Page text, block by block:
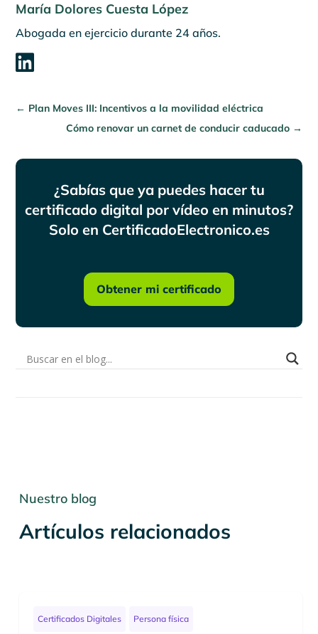
María Dolores Cuesta López
Abogada en ejercicio durante 24 años.

← Plan Moves III: Incentivos a la movilidad eléctrica
Cómo renovar un carnet de conducir caducado→
¿Sabías que ya puedes hacer tu
certificado digital por vídeo en minutos?
Solo en CertificadoElectronico.es
Obtener mi certificado
Nuestro blog
Artículos relacionados
Certificados Digitales Persona física